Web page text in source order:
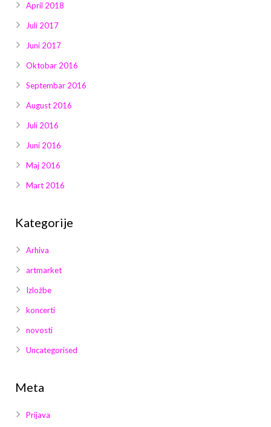
April 2018
Juli 2017
Juni 2017
Oktobar 2016
Septembar 2016
August 2016
Juli 2016
Juni 2016
Maj 2016
Mart 2016
Kategorije
Arhiva
artmarket
Izložbe
koncerti
novosti
Uncategorised
Meta
Prijava